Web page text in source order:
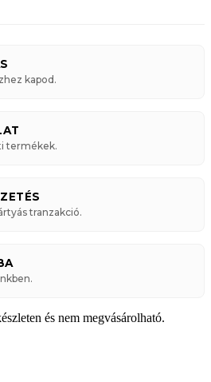
kapod.
termékek.
tranzakció.
és nem megvásárolható.